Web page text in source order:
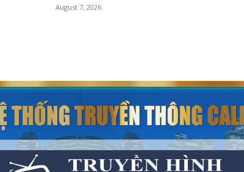
August 7, 2026